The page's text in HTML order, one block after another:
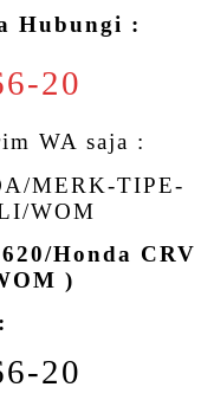
Hubungi :
20
WA saja :
MERK-TIPE-
WOM
Honda CRV
)
20